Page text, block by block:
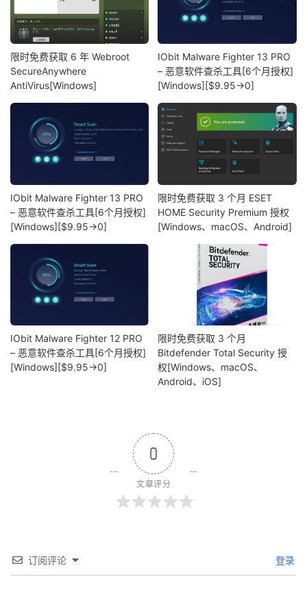
限时免费获取 6 年 Webroot
SecureAnywhere
AntiVirus[Windows]
IObit Malware Fighter 13 PRO
– 恶意软件查杀工具[6个月授权]
[Windows][$9.95→0]
IObit Malware Fighter 13 PRO
– 恶意软件查杀工具[6个月授权]
[Windows][$9.95→0]
限时免费获取 3 个月 ESET
HOME Security Premium 授权
[Windows、macOS、Android]
IObit Malware Fighter 12 PRO
– 恶意软件查杀工具[6个月授权]
[Windows][$9.95→0]
限时免费获取 3 个月
Bitdefender Total Security 授
权[Windows、macOS、
Android、iOS]
0
文章评分
订阅评论 登录